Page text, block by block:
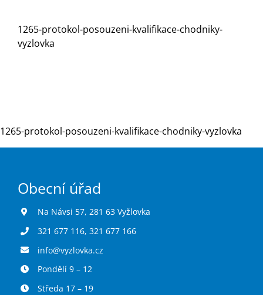
Aktuality
Koupaliště
1265-protokol-posouzeni-kvalifikace-chodniky-
vyzlovka
1265-protokol-posouzeni-kvalifikace-chodniky-vyzlovka
Obecní úřad
Na Návsi 57, 281 63 Vyžlovka
321 677 116, 321 677 166
info@vyzlovka.cz
Pondělí 9 – 12
Středa 17 – 19